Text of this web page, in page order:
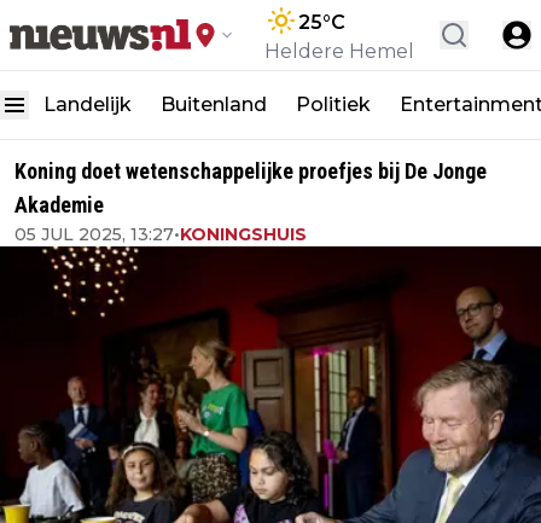
25°C
Heldere Hemel
Landelijk Buitenland Politiek
Koning doet wetenschappelijke proefjes bij De Jonge
Akademie
05 JUL 2025, 13:27•KONINGSHUIS